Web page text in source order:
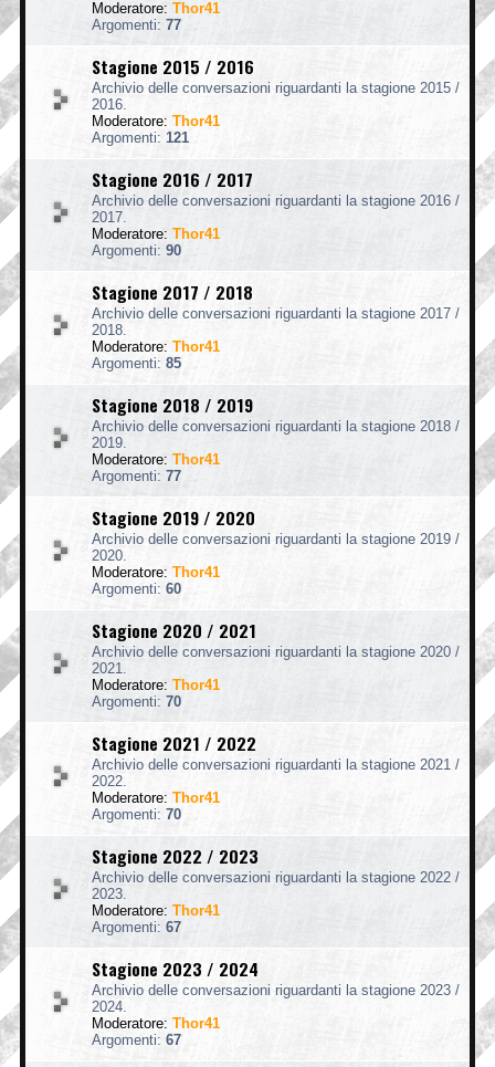
Moderatore: Thor41
Argomenti: 77
Stagione 2015 / 2016
Archivio delle conversazioni riguardanti la stagione 2015 /
2016.
Moderatore: Thor41
Argomenti: 121
Stagione 2016 / 2017
Archivio delle conversazioni riguardanti la stagione 2016 /
2017.
Moderatore: Thor41
Argomenti: 90
Stagione 2017 / 2018
Archivio delle conversazioni riguardanti la stagione 2017 /
2018.
Moderatore: Thor41
Argomenti: 85
Stagione 2018 / 2019
Archivio delle conversazioni riguardanti la stagione 2018 /
2019.
Moderatore: Thor41
Argomenti: 77
Stagione 2019 / 2020
Archivio delle conversazioni riguardanti la stagione 2019 /
2020.
Moderatore: Thor41
Argomenti: 60
Stagione 2020 / 2021
Archivio delle conversazioni riguardanti la stagione 2020 /
2021.
Moderatore: Thor41
Argomenti: 70
Stagione 2021 / 2022
Archivio delle conversazioni riguardanti la stagione 2021 /
2022.
Moderatore: Thor41
Argomenti: 70
Stagione 2022 / 2023
Archivio delle conversazioni riguardanti la stagione 2022 /
2023.
Moderatore: Thor41
Argomenti: 67
Stagione 2023 / 2024
Archivio delle conversazioni riguardanti la stagione 2023 /
2024.
Moderatore: Thor41
Argomenti: 67